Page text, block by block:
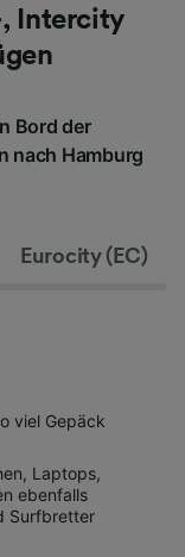
, Intercity
Bord der
nach Hamburg
Eurocity (EC)
viel Gepäck
Laptops,
ebenfalls
Surfbretter